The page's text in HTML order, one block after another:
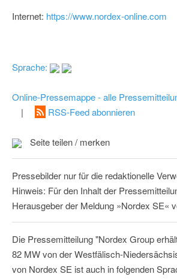
Internet: https://www.nordex-online.com
Sprache:
Online-Pressemappe - alle
|
RSS-Feed abonnieren
Seite teilen / merken
Pressebilder nur für die redaktionelle
Hinweis: Für den Inhalt der
Herausgeber der Meldung »Nordex SE«
Die Pressemitteilung "Nordex Group
82 MW von der
von Nordex SE ist auch in folgenden